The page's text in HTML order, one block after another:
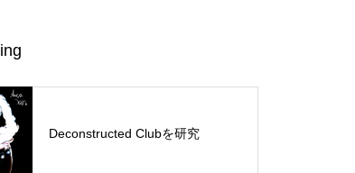
Deconstructed Clubを研究